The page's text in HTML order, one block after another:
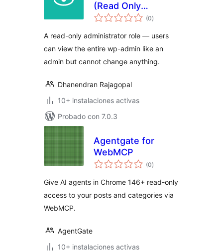
(Read Only
Administrator)
(0total
de
)
A read-only administrator role — users
can view the entire wp-admin like an
admin but cannot change anything.
Dhanendran Rajagopal
10+ instalaciones activas
Probado con 7.0.3
Agentgate for
WebMCP
(0total
de
)
Give AI agents in Chrome 146+ read-only
access to your posts and categories via
WebMCP.
AgentGate
10+ instalaciones activas